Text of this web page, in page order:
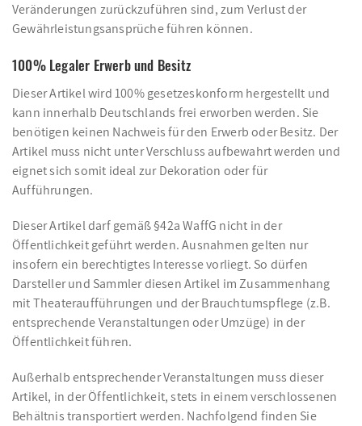
Veränderungen zurückzuführen sind, zum Verlust der
Gewährleistungsansprüche führen können.
100% Legaler Erwerb und Besitz
Dieser Artikel wird 100% gesetzeskonform hergestellt und
kann innerhalb Deutschlands frei erworben werden. Sie
benötigen keinen Nachweis für den Erwerb oder Besitz. Der
Artikel muss nicht unter Verschluss aufbewahrt werden und
eignet sich somit ideal zur Dekoration oder für
Aufführungen.
Dieser Artikel darf gemäß §42a WaffG nicht in der
Öffentlichkeit geführt werden. Ausnahmen gelten nur
insofern ein berechtigtes Interesse vorliegt. So dürfen
Darsteller und Sammler diesen Artikel im Zusammenhang
mit Theateraufführungen und der Brauchtumspflege (z.B.
entsprechende Veranstaltungen oder Umzüge) in der
Öffentlichkeit führen.
Außerhalb entsprechender Veranstaltungen muss dieser
Artikel, in der Öffentlichkeit, stets in einem verschlossenen
Behältnis transportiert werden. Nachfolgend finden Sie